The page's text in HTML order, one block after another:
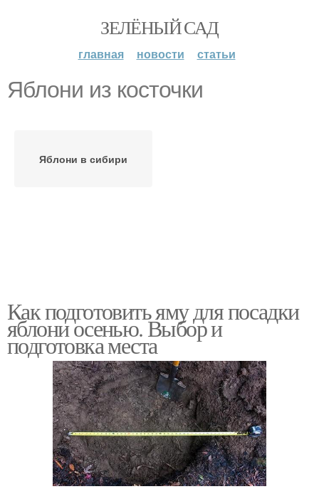
ЗЕЛЁНЫЙ САД
главная новости статьи
Яблони из косточки
Яблони в сибири
Как подготовить яму для посадки
яблони осенью. Выбор и
подготовка места